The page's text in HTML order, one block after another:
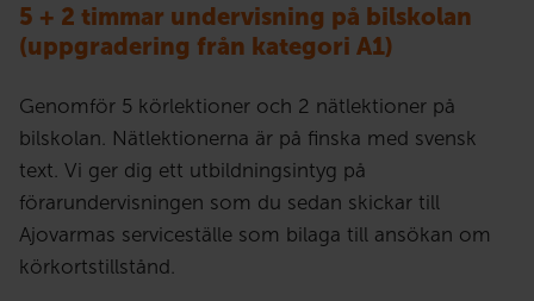
5 + 2 timmar undervisning på bilskolan
(uppgradering från kategori A1)
Genomför 5 körlektioner och 2 nätlektioner på
bilskolan. Nätlektionerna är på finska med svensk
text. Vi ger dig ett utbildningsintyg på
förarundervisningen som du sedan skickar till
Ajovarmas serviceställe som bilaga till ansökan om
körkortstillstånd.